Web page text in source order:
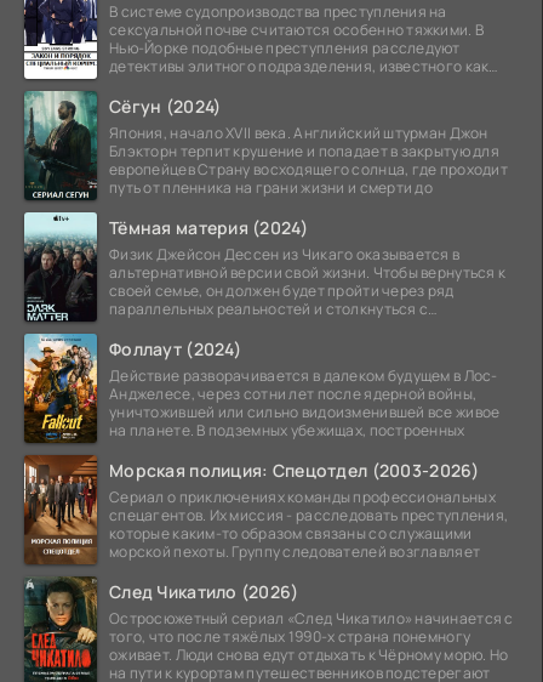
В системе судопроизводства преступления на
сексуальной почве считаются особенно тяжкими. В
Нью-Йорке подобные преступления расследуют
детективы элитного подразделения, известного как
Сёгун (2024)
Япония, начало XVII века. Английский штурман Джон
Блэкторн терпит крушение и попадает в закрытую для
европейцев Страну восходящего солнца, где проходит
путь от пленника на грани жизни и смерти до
Тёмная материя (2024)
Физик Джейсон Дессен из Чикаго оказывается в
альтернативной версии свой жизни. Чтобы вернуться к
своей семье, он должен будет пройти через ряд
параллельных реальностей и столкнуться с
Фоллаут (2024)
Действие разворачивается в далеком будущем в Лос-
Анджелесе, через сотни лет после ядерной войны,
уничтожившей или сильно видоизменившей все живое
на планете. В подземных убежищах, построенных
Морская полиция: Спецотдел (2003-2026)
Сериал о приключениях команды профессиональных
спецагентов. Их миссия - расследовать преступления,
которые каким-то образом связаны со служащими
морской пехоты. Группу следователей возглавляет
След Чикатило (2026)
Остросюжетный сериал «След Чикатило» начинается с
того, что после тяжёлых 1990-х страна понемногу
оживает. Люди снова едут отдыхать к Чёрному морю. Но
на пути к курортам путешественников подстерегают